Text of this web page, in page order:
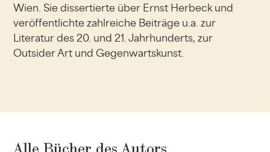
Wien. Sie dissertierte über Ernst Herbeck und
veröffentlichte zahlreiche Beiträge u.a. zur
Literatur des 20. und 21. Jahrhunderts, zur
Outsider Art und Gegenwartskunst.